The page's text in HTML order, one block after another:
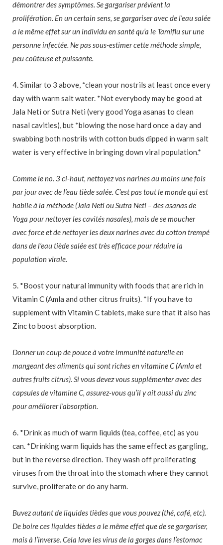
démontrer des symptômes. Se gargariser prévient la
prolifération. En un certain sens, se gargariser avec de l’eau salée
a le même effet sur un individu en santé qu’a le Tamiflu sur une
personne infectée. Ne pas sous-estimer cette méthode simple,
peu coûteuse et puissante.
4. Similar to 3 above, *clean your nostrils at least once every
day with warm salt water. *Not everybody may be good at
Jala Neti or Sutra Neti (very good Yoga asanas to clean
nasal cavities), but *blowing the nose hard once a day and
swabbing both nostrils with cotton buds dipped in warm salt
water is very effective in bringing down viral population.*
Comme le no. 3 ci-haut, nettoyez vos narines au moins une fois
par jour avec de l’eau tiède salée. C’est pas tout le monde qui est
habile à la méthode (Jala Neti ou Sutra Neti – des asanas de
Yoga pour nettoyer les cavités nasales), mais de se moucher
avec force et de nettoyer les deux narines avec du cotton trempé
dans de l’eau tiède salée est très efficace pour réduire la
population virale.
5. *Boost your natural immunity with foods that are rich in
Vitamin C (Amla and other citrus fruits). *If you have to
supplement with Vitamin C tablets, make sure that it also has
Zinc to boost absorption.
Donner un coup de pouce à votre immunité naturelle en
mangeant des aliments qui sont riches en vitamine C (Amla et
autres fruits citrus). Si vous devez vous supplémenter avec des
capsules de vitamine C, assurez-vous qu’il y ait aussi du zinc
pour améliorer l’absorption.
6. *Drink as much of warm liquids (tea, coffee, etc) as you
can. *Drinking warm liquids has the same effect as gargling,
but in the reverse direction. They wash off proliferating
viruses from the throat into the stomach where they cannot
survive, proliferate or do any harm.
Buvez autant de liquides tièdes que vous pouvez (thé, café, etc).
De boire ces liquides tièdes a le même effet que de se gargariser,
mais à l’inverse. Cela lave les virus de la gorges dans l’estomac